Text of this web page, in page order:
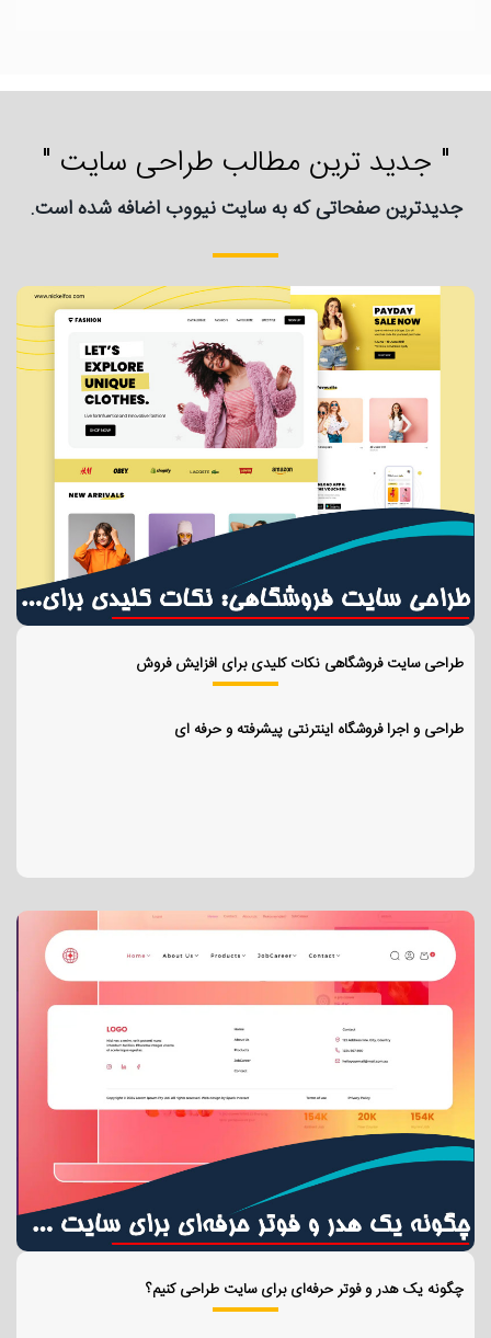
" جدید ترین مطالب طراحی سایت "
جدیدترین صفحاتی که به سایت نیووب اضافه شده است.
طراحی سایت فروشگاهی نکات کلیدی برای افزایش فروش
طراحی و اجرا فروشگاه اینترنتی پیشرفته و حرفه ای
چگونه یک هدر و فوتر حرفه‌ای برای سایت طراحی کنیم؟